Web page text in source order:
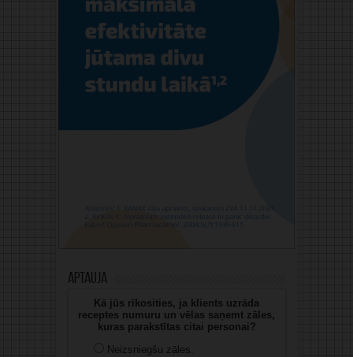
Aptauja
Kā jūs rīkosities, ja klients uzrāda
receptes numuru un vēlas saņemt zāles,
kuras parakstītas citai personai?
Neizsniegšu zāles.